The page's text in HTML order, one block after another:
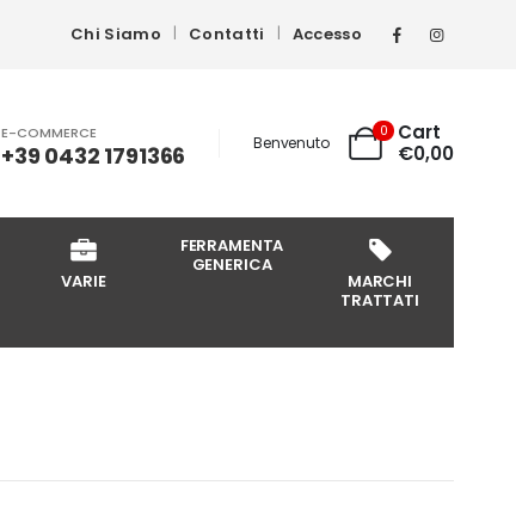
Chi Siamo Contatti Accesso
E-COMMERCE
+39 0432 1791366 Benvenuto
0
Cart
€0,00
VARIE
FERRAMENTA
GENERICA
MARCHI
TRATTATI